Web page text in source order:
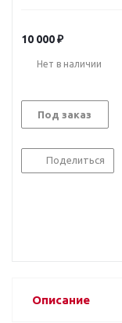
10 000₽
Нет в наличии
Под заказ
Поделиться
Описание